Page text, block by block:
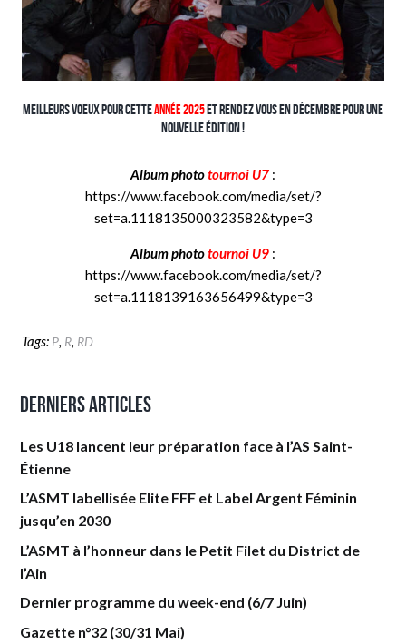
Meilleurs voeux pour cetteannée 2025et rendez vous en Décembre pour une
nouvelle édition !
Album phototournoi U7 :
https://www.facebook.com/media/set/?
set=a.1118135000323582&type=3
Album phototournoi U9 :
https://www.facebook.com/media/set/?
set=a.1118139163656499&type=3
Tags: P R RD
Derniers articles
Les U18 lancent leur préparation face à l’AS Saint-
Étienne
L’ASMT labellisée Elite FFF et Label Argent Féminin
jusqu’en 2030
L’ASMT à l’honneur dans le Petit Filet du District de
l’Ain
Dernier programme du week-end (6/7 Juin)
Gazette n°32 (30/31 Mai)